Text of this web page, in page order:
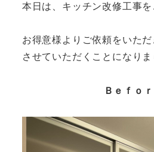
本日は、キッチン改修工事を
お得意様よりご依頼をいた
させていただくことになりま
Ｂｅｆｏ